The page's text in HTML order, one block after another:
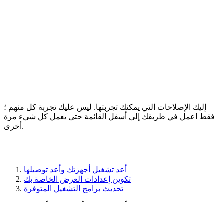
إليك الإصلاحات التي يمكنك تجربتها. ليس عليك تجربة كل منهم ؛
فقط اعمل في طريقك إلى أسفل القائمة حتى يعمل كل شيء مرة
أخرى.
أعد تشغيل أجهزتك وأعد توصيلها
تكوين إعدادات العرض الخاصة بك
تحديث برامج التشغيل المتوفرة